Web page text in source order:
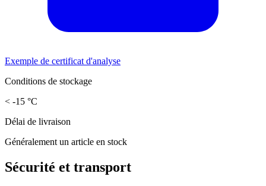
Exemple de certificat d'analyse
Conditions de stockage
< -15 °C
Délai de livraison
Généralement un article en stock
Sécurité et transport